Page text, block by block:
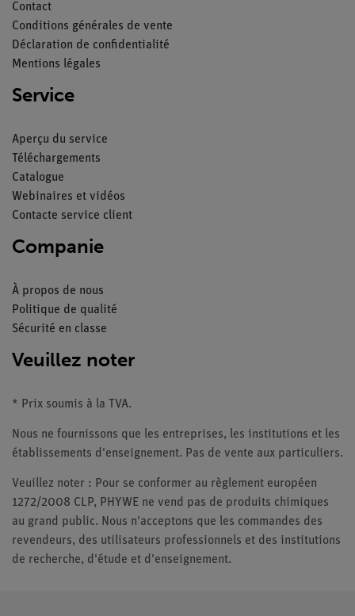
Contact
Conditions générales de vente
Déclaration de confidentialité
Mentions légales
Service
Aperçu du service
Téléchargements
Catalogue
Webinaires et vidéos
Contacte service client
Companie
À propos de nous
Politique de qualité
Sécurité en classe
Veuillez noter
* Prix soumis à la TVA.
Nous ne fournissons que les entreprises, les institutions et les
établissements d'enseignement. Pas de vente aux particuliers.
Veuillez noter : Pour se conformer au règlement européen
1272/2008 CLP, PHYWE ne vend pas de produits chimiques
au grand public. Nous n'acceptons que les commandes des
revendeurs, des utilisateurs professionnels et des institutions
de recherche, d'étude et d'enseignement.